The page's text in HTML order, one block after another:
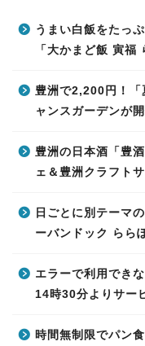
うまい白飯をたっ
「大かまど飯 寅福
豊洲で2,200円！「
ャンスガーデンが
豊洲の日本酒「豊
ェ＆豊洲クラフト
日ごとに別テーマ
ーバンドック らら
エラーで利用でき
14時30分よりサー
時間無制限でパン